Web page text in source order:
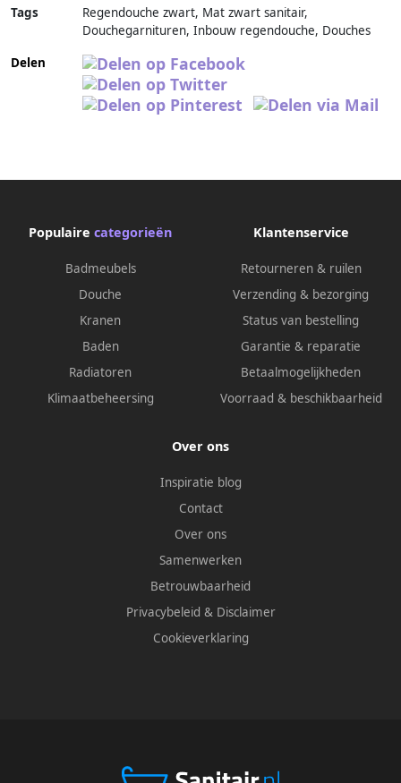
Tags
Regendouche zwart, Mat zwart sanitair,
Douchegarnituren, Inbouw regendouche, Douches
Delen
Populaire categorieën
Badmeubels
Douche
Kranen
Baden
Radiatoren
Klimaatbeheersing
Klantenservice
Retourneren & ruilen
Verzending & bezorging
Status van bestelling
Garantie & reparatie
Betaalmogelijkheden
Voorraad & beschikbaarheid
Over ons
Inspiratie blog
Contact
Over ons
Samenwerken
Betrouwbaarheid
Privacybeleid & Disclaimer
Cookieverklaring